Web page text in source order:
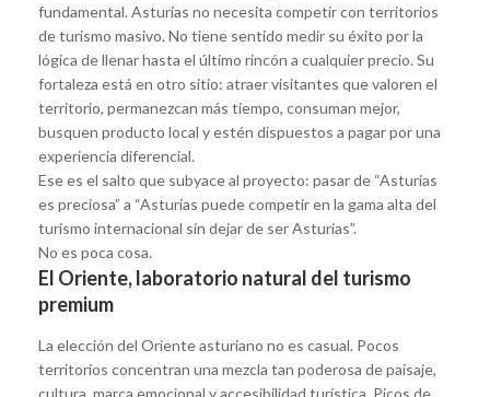
fundamental. Asturias no necesita competir con territorios
de turismo masivo. No tiene sentido medir su éxito por la
lógica de llenar hasta el último rincón a cualquier precio. Su
fortaleza está en otro sitio: atraer visitantes que valoren el
territorio, permanezcan más tiempo, consuman mejor,
busquen producto local y estén dispuestos a pagar por una
experiencia diferencial.
Ese es el salto que subyace al proyecto: pasar de “Asturias
es preciosa” a “Asturias puede competir en la gama alta del
turismo internacional sin dejar de ser Asturias”.
No es poca cosa.
El Oriente, laboratorio natural del turismo
premium
La elección del Oriente asturiano no es casual. Pocos
territorios concentran una mezcla tan poderosa de paisaje,
cultura, marca emocional y accesibilidad turística. Picos de